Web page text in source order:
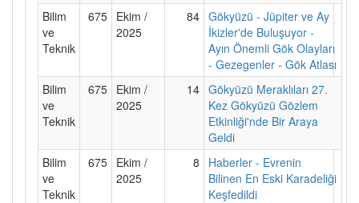
Bilim
ve
Teknik
675 Ekim /
2025
84 Gökyüzü - Jüpiter ve Ay
İkizler'de Buluşuyor -
Ayın Önemli Gök Olayları
- Gezegenler - Gök Atlası
Bilim
ve
Teknik
675 Ekim /
2025
14 Gökyüzü Meraklıları 27.
Kez Gökyüzü Gözlem
Etkinliği'nde Bir Araya
Geldi
Bilim
ve
Teknik
675 Ekim /
2025
8
Haberler - Evrenin
Bilinen En Eski Karadeliği
Keşfedildi